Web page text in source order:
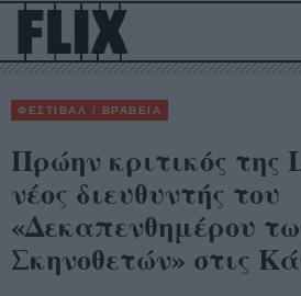
ΦΕΣΤΙΒΑΛ / ΒΡΑΒΕΙΑ
Πρώην κριτικός της
νέος διευθυντής του
«Δεκαπενθημέρου
Σκηνοθετών» στις